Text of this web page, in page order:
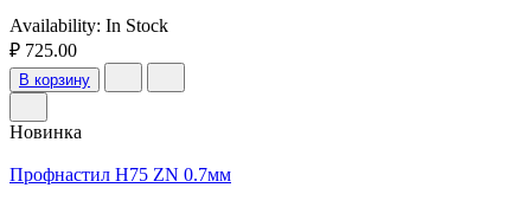
Availability: In Stock
₽ 725.00
В корзину
Новинка
Профнастил Н75 ZN 0.7мм